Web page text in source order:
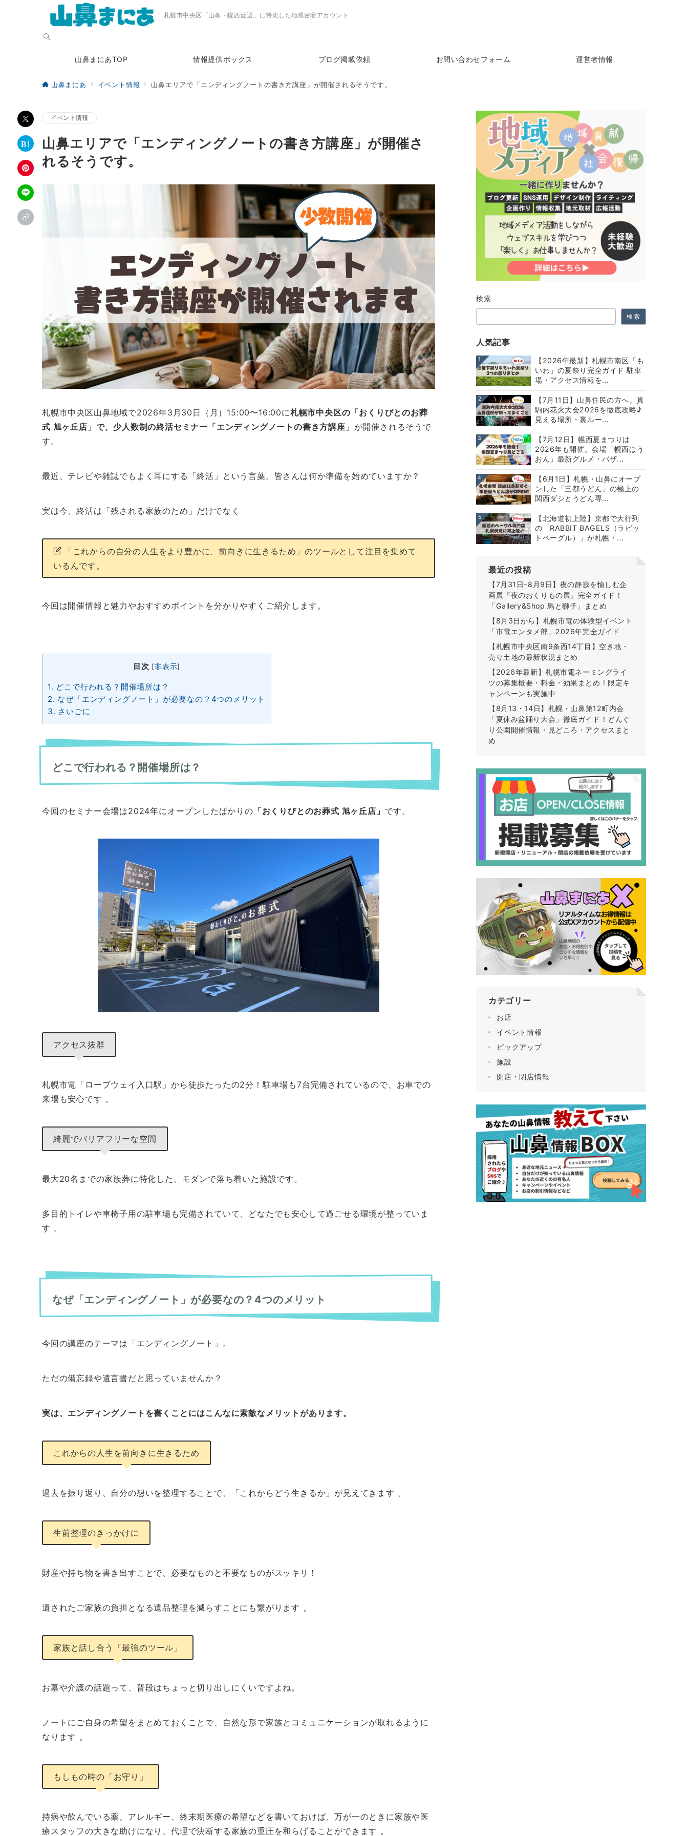
札幌市中央区「山鼻・幌西近辺」に特化した地域密着アカウント
山鼻まにあTOP 情報提供ボックス ブログ掲載依頼 お問い合わせフォーム 運営者情報
山鼻まにあ イベント情報 山鼻エリアで「エンディングノートの書き方講座」が開催されるそうです。
イベント情報
山鼻エリアで「エンディングノートの書き方講座」が開催さ
れるそうです。
札幌市中央区山鼻地域で2026年3月30日（月）15:00〜16:00に札幌市中央区の「おくりびとのお葬
式 旭ヶ丘店」で、少人数制の終活セミナー「エンディングノートの書き方講座」 が開催されるそうで
す。
最近、テレビや雑誌でもよく耳にする「終活」という言葉。皆さんは何か準備を始めていますか？
実は今、終活は「残される家族のため」だけでなく
「これからの自分の人生をより豊かに、前向きに生きるため」のツールとして注目を集めて
いるんです。
今回は開催情報と魅力やおすすめポイントを分かりやすくご紹介します。
目次 [非表示]
1. どこで行われる？開催場所は？
2. なぜ「エンディングノート」が必要なの？4つのメリット
3. さいごに
どこで行われる？開催場所は？
今回のセミナー会場は2024年にオープンしたばかりの 「おくりびとのお葬式 旭ヶ丘店」 です。
アクセス抜群
札幌市電「ロープウェイ入口駅」から徒歩たったの2分！駐車場も7台完備されているので、お車での
来場も安心です 。
綺麗でバリアフリーな空間
最大20名までの家族葬に特化した、モダンで落ち着いた施設です。
多目的トイレや車椅子用の駐車場も完備されていて、どなたでも安心して過ごせる環境が整っていま
す 。
なぜ「エンディングノート」が必要なの？4つのメリット
今回の講座のテーマは「エンディングノート」。
ただの備忘録や遺言書だと思っていませんか？
実は、エンディングノートを書くことにはこんなに素敵なメリットがあります。
これからの人生を前向きに生きるため
過去を振り返り、自分の想いを整理することで、「これからどう生きるか」が見えてきます 。
生前整理のきっかけに
財産や持ち物を書き出すことで、必要なものと不要なものがスッキリ！
遺されたご家族の負担となる遺品整理を減らすことにも繋がります 。
家族と話し合う「最強のツール」
お墓や介護の話題って、普段はちょっと切り出しにくいですよね。
ノートにご自身の希望をまとめておくことで、自然な形で家族とコミュニケーションが取れるように
なります 。
もしもの時の「お守り」
持病や飲んでいる薬、アレルギー、終末期医療の希望などを書いておけば、万が一のときに家族や医
療スタッフの大きな助けになり、代理で決断する家族の重圧を和らげることができます 。
検索
検索
人気記事
1
【2026年最新】札幌市南区「も
いわ」の夏祭り完全ガイド 駐車
場・アクセス情報を...
2
【7月11日】山鼻住民の方へ。真
駒内花火大会2026を徹底攻略♪
見える場所・裏ルー...
3
【7月12日】幌西夏まつりは
2026年も開催。会場「幌西ほう
おん」最新グルメ・バザ...
4
【6月1日】札幌・山鼻にオープ
ンした「三都うどん」の極上の
関西ダシとうどん専...
5
【北海道初上陸】京都で大行列
の「RABBIT BAGELS（ラビッ
トベーグル）」が札幌・...
最近の投稿
【7月31日-8月9日】夜の静寂を愉しむ企
画展『夜のおくりもの展』完全ガイド！
「Gallery&Shop 馬と獅子」まとめ
【8月3日から】札幌市電の体験型イベント
「市電エンタメ部」2026年完全ガイド
【札幌市中央区南9条西14丁目】空き地・
売り土地の最新状況まとめ
【2026年最新】札幌市電ネーミングライ
ツの募集概要・料金・効果まとめ！限定キ
ャンペーンも実施中
【8月13・14日】札幌・山鼻第12町内会
「夏休み盆踊り大会」徹底ガイド！どんぐ
り公園開催情報・見どころ・アクセスまと
め
カテゴリー
お店
イベント情報
ピックアップ
施設
開店・閉店情報